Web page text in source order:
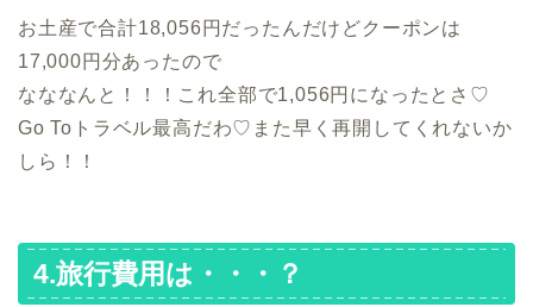
お土産で合計18,056円だったんだけどクーポンは
17,000円分あったので
なななんと！！！これ全部で1,056円になったとさ♡
Go Toトラベル最高だわ♡また早く再開してくれないか
しら！！
4.旅行費用は・・・？